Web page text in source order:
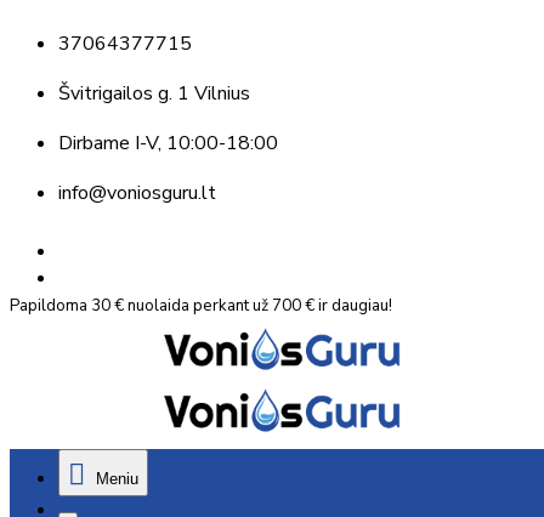
37064377715
Švitrigailos g. 1 Vilnius
Dirbame I-V, 10:00-18:00
info@voniosguru.lt
Papildoma 30 € nuolaida perkant už 700 € ir daugiau!
Meniu